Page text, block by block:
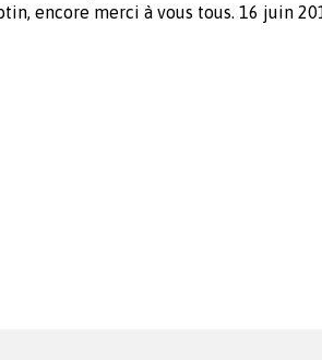
encore merci à vous tous. 16 juin